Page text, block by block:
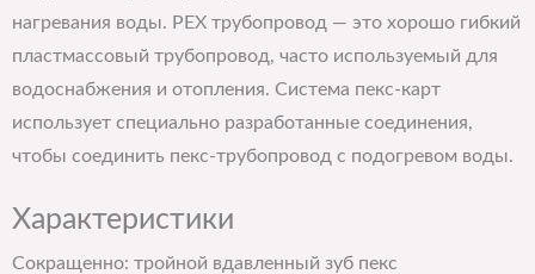
нагревания воды. PEX трубопровод — это хорошо гибкий
пластмассовый трубопровод, часто используемый для
водоснабжения и отопления. Система пекс-карт
использует специально разработанные соединения,
чтобы соединить пекс-трубопровод с подогревом воды.
Характеристики
Сокращенно: тройной вдавленный зуб пекс